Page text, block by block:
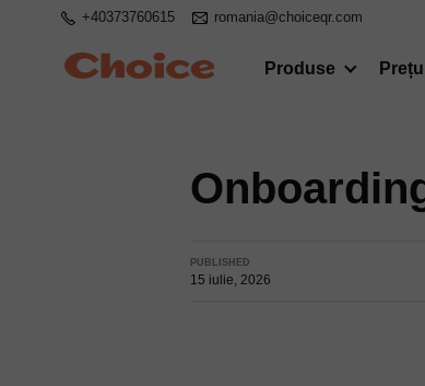
+40373760615 romania@choiceqr.com
Produse
PUBLISHED
15 iulie, 2026